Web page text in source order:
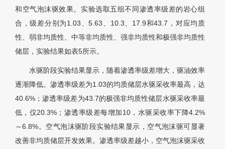
和空气泡沫驱效果。实验选取五组不同渗透率级差的岩心组
合，级差分别为1.03、5.63、10.3、17.9和43.7，对应均质
性、弱非均质性、中等非均质性、强非均质性和极强非均质性
储层，实验结果如表5所示。
水驱阶段实验结果显示，随着渗透率级差增大，驱油效率
逐渐降低。渗透率级差为1.03的均质储层水驱采收率最高，达
40.6%；渗透率级差为43.7的极强非均质性储层水驱采收率最
低，仅20.3%；渗透率级差每增加10，水驱采收率下降4.2%
～6.8%。空气泡沫驱阶段实验结果显示，空气泡沫驱可显著
改善非均质储层开发效果。渗透率级差越小，空气泡沫驱采收